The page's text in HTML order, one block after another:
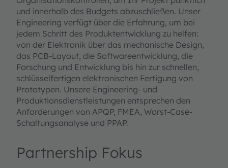
und innerhalb des Budgets abzuschließen. Unser
Engineering verfügt über die Erfahrung, um bei
jedem Schritt des Produktentwicklung zu helfen:
von der Elektronik über das mechanische Design,
das PCB-Layout, die Softwareentwicklung, die
Forschung und Entwicklung bis hin zur schnellen,
schlüsselfertigen elektronischen Fertigung von
Prototypen. Unsere Engineering- und
Produktionsdienstleistungen entsprechen den
Anforderungen von APQP, FMEA, Worst-Case-
Schaltungsanalyse und PPAP.
Partnership Fokus